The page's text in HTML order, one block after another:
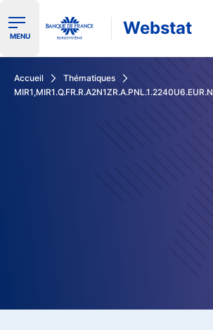
Ouvrir le menu de navigation
MENU Webstat
Accueil
Thématiques
MIR1,MIR1.Q.FR.R.A2N1ZR.A.PNL.1.2240U6.EUR.N